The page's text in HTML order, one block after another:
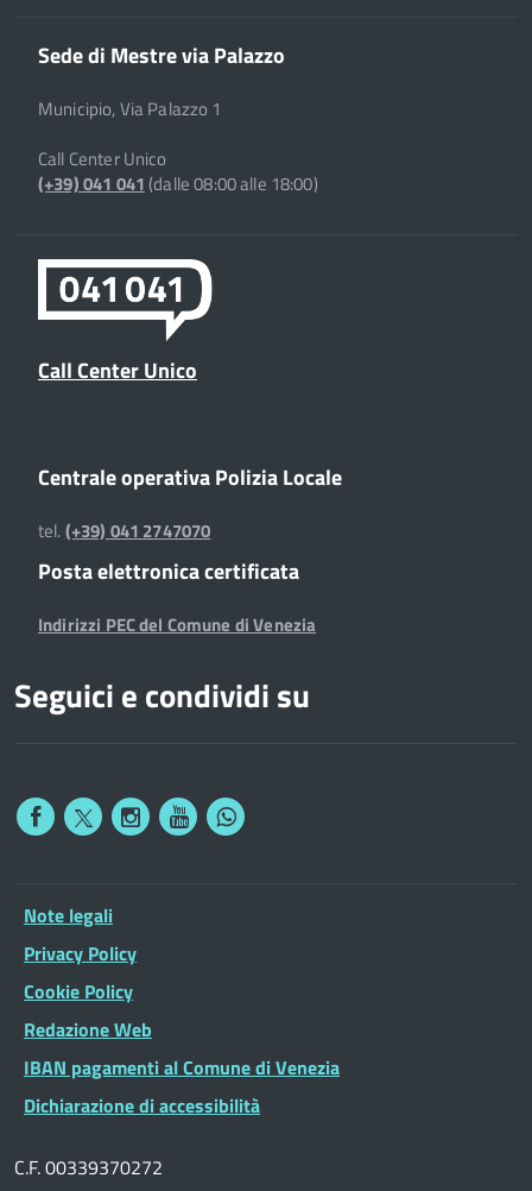
Sede di Mestre via Palazzo
Municipio, Via Palazzo 1
Call Center Unico
(+39) 041 041(dalle 08:00 alle 18:00)
Call Center Unico
Centrale operativa Polizia Locale
tel.(+39) 041 2747070
Posta elettronica certificata
Indirizzi PEC del Comune di Venezia
Seguici e condividi su
Note legali
Privacy Policy
Cookie Policy
Redazione Web
IBAN pagamenti al Comune di Venezia
Dichiarazione di accessibilità
C.F. 00339370272